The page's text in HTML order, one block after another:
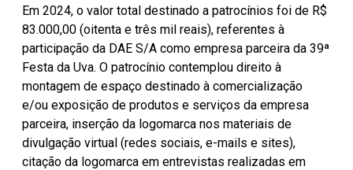
Em 2024, o valor total destinado a patrocínios foi de R$
83.000,00 (oitenta e três mil reais), referentes à
participação da DAE S/A como empresa parceira da 39ª
Festa da Uva. O patrocínio contemplou direito à
montagem de espaço destinado à comercialização
e/ou exposição de produtos e serviços da empresa
parceira, inserção da logomarca nos materiais de
divulgação virtual (redes sociais, e-mails e sites),
citação da logomarca em entrevistas realizadas em